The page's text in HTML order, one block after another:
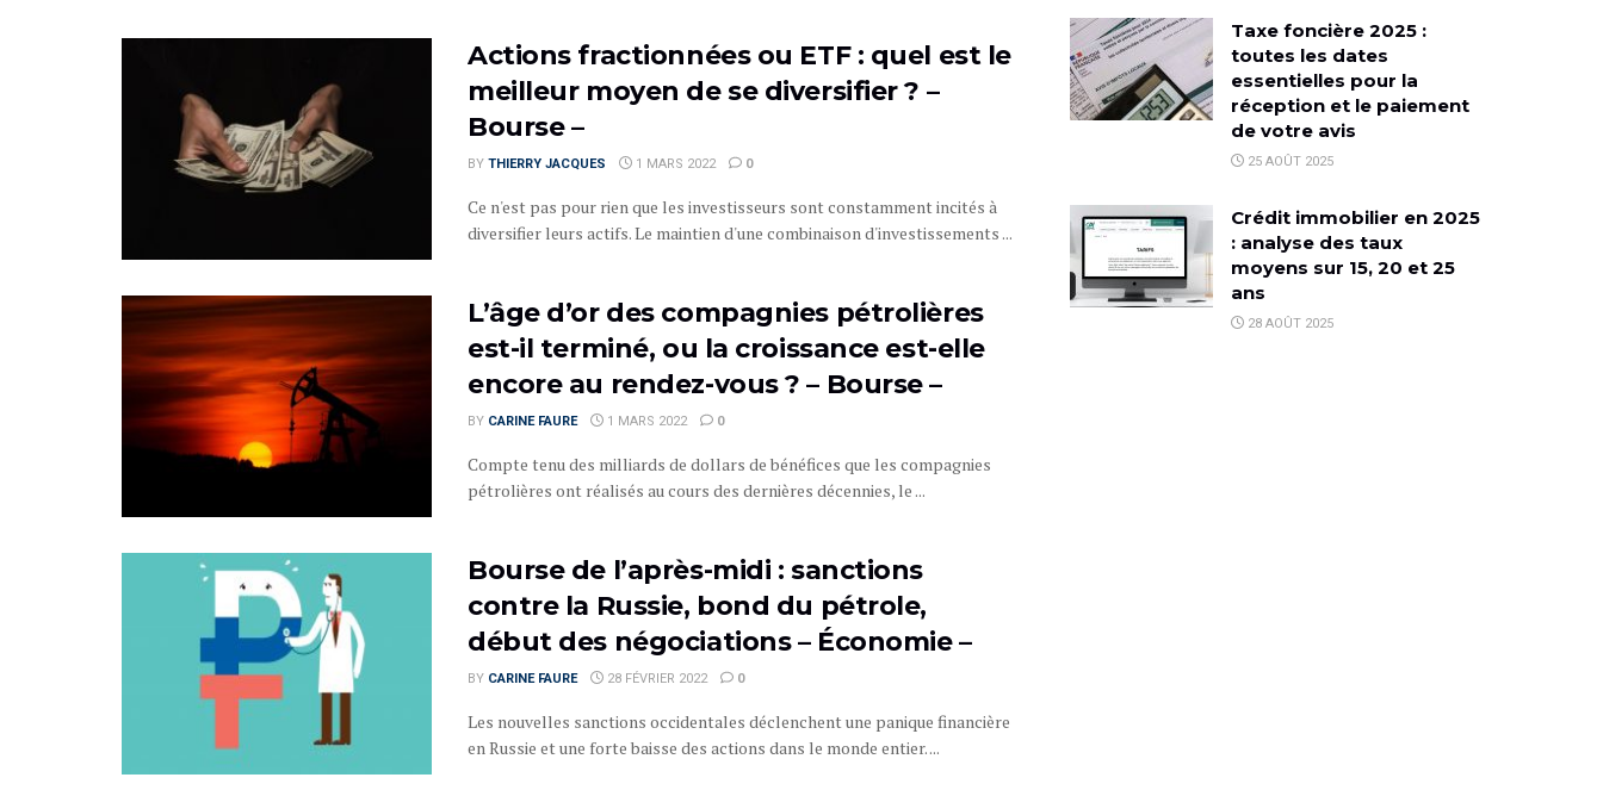
Actions fractionnées ou ETF : quel est le
meilleur moyen de se diversifier ? –
Bourse –
BY THIERRY JACQUES 1 MARS 2022 0
Ce n'est pas pour rien que les investisseurs sont constamment incités à
diversifier leurs actifs. Le maintien d'une combinaison d'investissements ...
L’âge d’or des compagnies pétrolières
est-il terminé, ou la croissance est-elle
encore au rendez-vous ? – Bourse –
BY CARINE FAURE 1 MARS 2022 0
Compte tenu des milliards de dollars de bénéfices que les compagnies
pétrolières ont réalisés au cours des dernières décennies, le ...
Bourse de l’après-midi : sanctions
contre la Russie, bond du pétrole,
début des négociations – Économie –
BY CARINE FAURE 28 FÉVRIER 2022 0
Les nouvelles sanctions occidentales déclenchent une panique financière
en Russie et une forte baisse des actions dans le monde entier. ...
Taxe foncière 2025 :
toutes les dates
essentielles pour la
réception et le paiement
de votre avis
25 AOÛT 2025
Crédit immobilier en 2025
: analyse des taux
moyens sur 15, 20 et 25
ans
28 AOÛT 2025